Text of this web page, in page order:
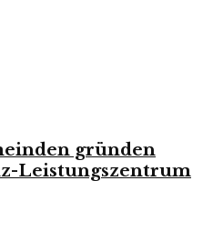
gründen
Leistungszentrum